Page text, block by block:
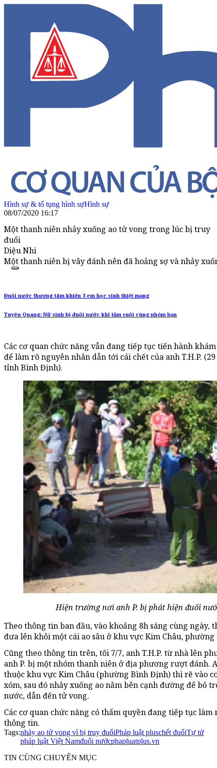
Hình sự & tố tụng hình sựHình sự
08/07/2020 16:17
Một thanh niên nhảy xuống ao tử vong trong lúc bị truy
đuổi
Diệu Nhi
Một thanh niên bị vây đánh nên đã hoảng sợ và nhảy
Đuối nước thương tâm khiến 3 em học sinh thiệt mạng
Tuyên Quang: Nữ sinh bị đuối nước khi tắm suối cùng nhóm bạn
Các cơ quan chức năng vẫn đang tiếp tục tiến hành
để làm rõ nguyên nhân dẫn tới cái chết của anh T.H.P.
tỉnh Bình Định).
Hiện trường nơi anh P. bị phát hiện đuối
Theo thông tin ban đầu, vào khoảng 8h sáng cùng ngày,
đưa lên khỏi một cái ao sâu ở khu vực Kim Châu,
Cũng theo thông tin trên, tối 7/7, anh T.H.P. từ nhà lên
anh P. bị một nhóm thanh niên ở địa phương rượt đánh.
thuộc khu vực Kim Châu (phường Bình Định) thì rẽ vào
xóm, sau đó nhảy xuống ao nằm bên cạnh đường để bỏ
nước, dẫn đến tử vong.
Các cơ quan chức năng có thẩm quyền đang tiếp tục
thông tin.
Tags:nhảy ao tử vong vì bị truy đuổiPháp luật pluschết đuốiTự tử
pháp luật Việt Namđuối nướcphapluatplus.vn
TIN CÙNG CHUYÊN MỤC